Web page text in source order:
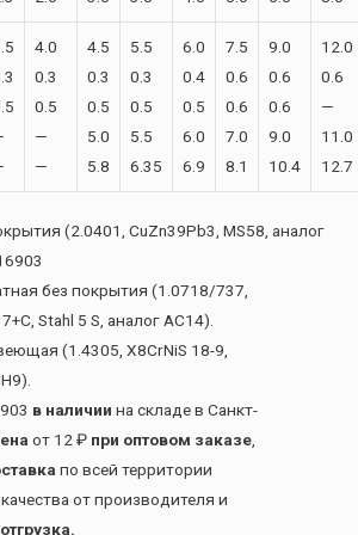
4.0
0.3
0.5
—
—
4.5
0.3
0.5
5.0
5.8
5.5
0.3
0.5
5.5
6.35
6.0
0.4
0.5
6.0
6.9
7.5
0.6
0.6
7.0
8.1
9.0
0.6
0.6
9.0
10.4
12.0
0.6
—
11.0
12.7
(2.0401, CuZn39Pb3, MS58, аналог
без покрытия (1.0718/737,
Stahl 5 S, аналог АС14).
(1.4305, X8CrNiS 18-9,
в наличии на складе в Санкт-
от 12 ₽ при оптовом заказе
по всей территории
от производителя и
отгрузка.